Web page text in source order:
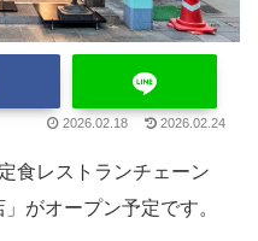
2026.02.18 2026.02.24
食レストランチェーン
がオープン予定です。